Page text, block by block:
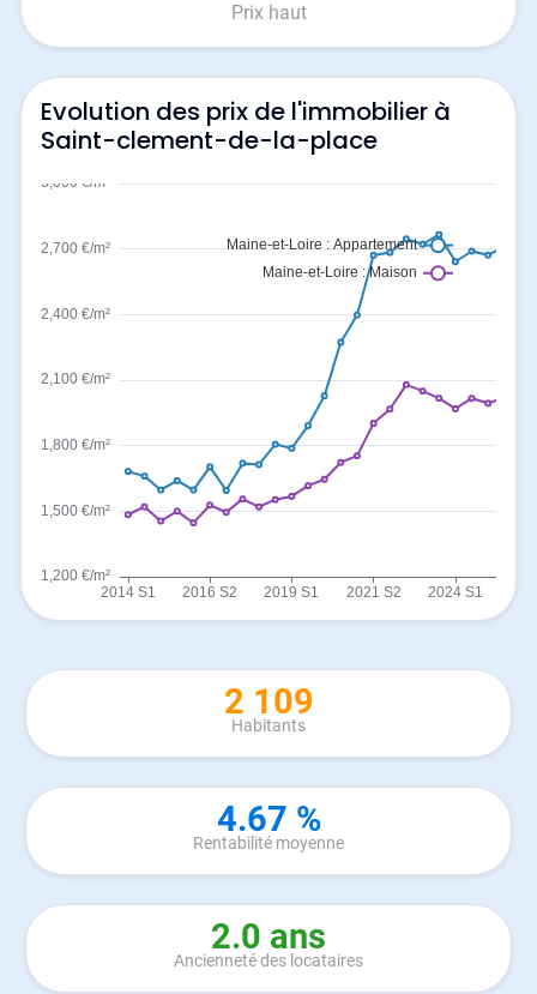
Prix haut
Evolution des prix de l'immobilier à
Saint-clement-de-la-place
2 109
Habitants
4.67 %
Rentabilité moyenne
2.0 ans
Ancienneté des locataires